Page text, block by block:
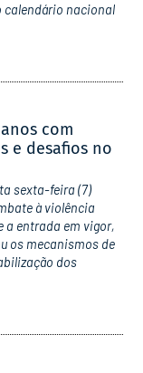
calendário nacional
com
e desafios no
sexta-feira (7)
à violência
a entrada em vigor,
os mecanismos de
dos